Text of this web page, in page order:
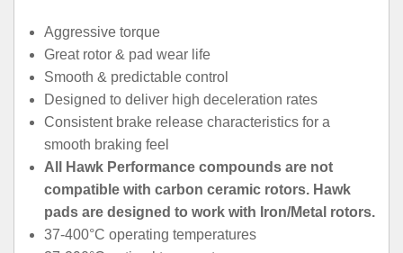
Aggressive torque
Great rotor & pad wear life
Smooth & predictable control
Designed to deliver high deceleration rates
Consistent brake release characteristics for a
smooth braking feel
All Hawk Performance compounds are not
compatible with carbon ceramic rotors. Hawk
pads are designed to work with Iron/Metal rotors.
37-400°C operating temperatures